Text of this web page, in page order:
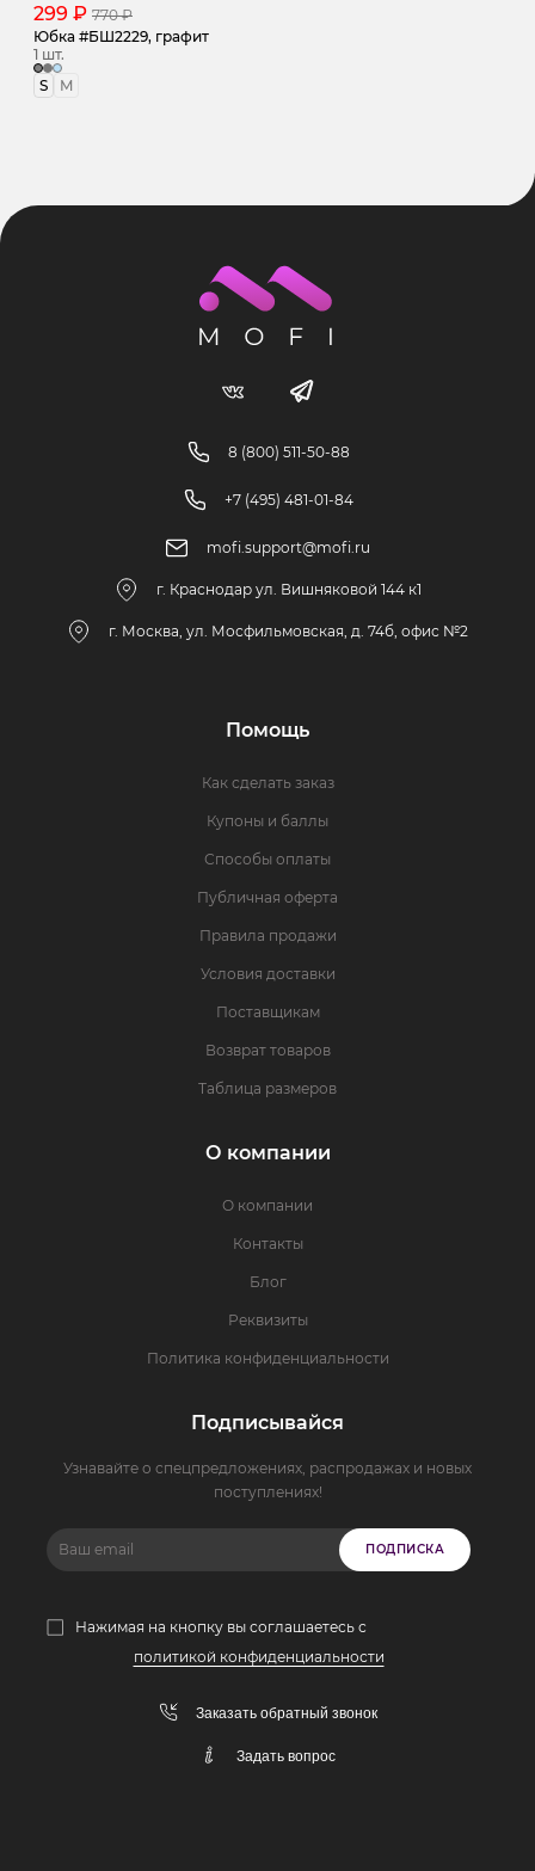
299 ₽ 770 ₽
Юбка #БШ2229, графит
1 шт.
S
M
8 (800) 511-50-88
+7 (495) 481-01-84
mofi.support@mofi.ru
г. Краснодар ул. Вишняковой 144 к1
г. Москва, ул. Мосфильмовская, д. 74б, офис №2
Помощь
Как сделать заказ
Купоны и баллы
Способы оплаты
Публичная оферта
Правила продажи
Условия доставки
Поставщикам
Возврат товаров
Таблица размеров
О компании
О компании
Контакты
Блог
Реквизиты
Политика конфиденциальности
Подписывайся
Узнавайте о спецпредложениях, распродажах и новых
поступлениях!
ПОДПИСКА
Нажимая на кнопку вы соглашаетесь с
политикой конфиденциальности
Заказать обратный звонок
Задать вопрос